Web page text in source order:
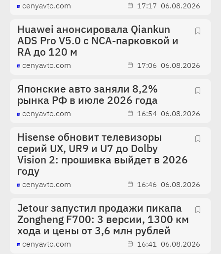
cenyavto.com 17:17 06.08.2026
Huawei анонсировала Qiankun
ADS Pro V5.0 с NCA-парковкой и
RA до 120 м
cenyavto.com 17:06 06.08.2026
Японские авто заняли 8,2%
рынка РФ в июле 2026 года
cenyavto.com 16:54 06.08.2026
Hisense обновит телевизоры
серий UX, UR9 и U7 до Dolby
Vision 2: прошивка выйдет в 2026
году
cenyavto.com 16:46 06.08.2026
Jetour запустил продажи пикапа
Zongheng F700: 3 версии, 1300 км
хода и цены от 3,6 млн рублей
cenyavto.com 16:41 06.08.2026